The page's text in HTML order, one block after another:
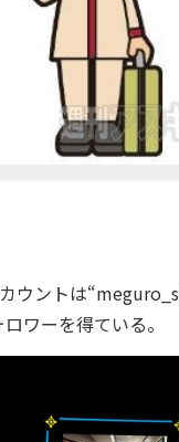
ウントは
ワーを得ている。